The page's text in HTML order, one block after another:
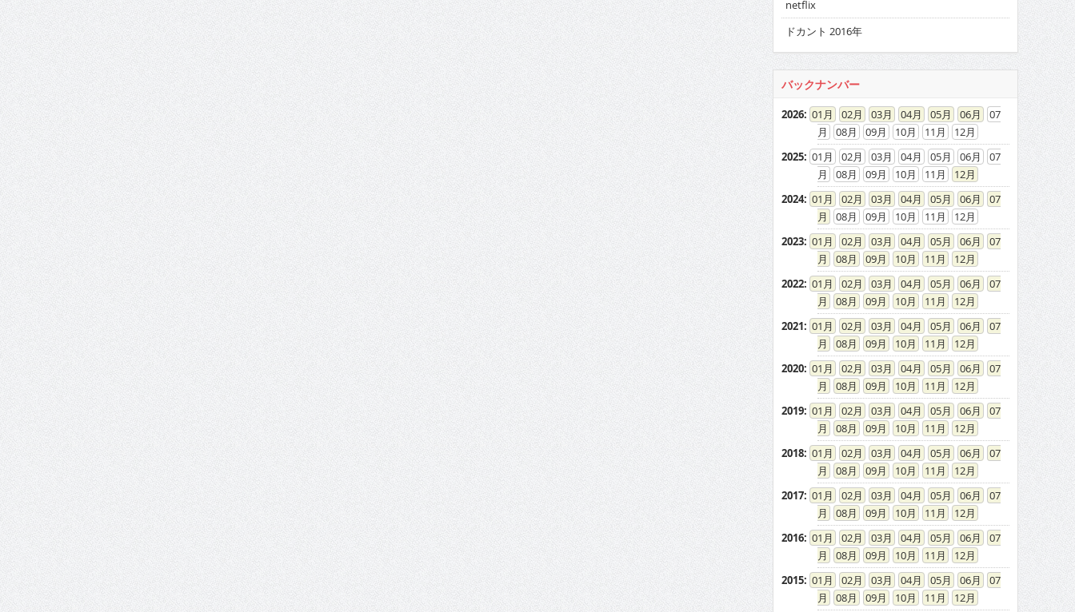
netflix
ドカント 2016年
バックナンバー
2026: 01 02 03 04 05 06
07
08
09 10 11
12
2025: 01 02 03 04 05 06
07
08
09 10 11
12
2024: 01 02 03 04 05 06
07
08
09 10 11
12
2023: 01 02 03 04 05 06
07
08
09 10 11
12
2022: 01 02 03 04 05 06
07
08
09 10 11
12
2021: 01 02 03 04 05 06
07
08
09 10 11
12
2020: 01 02 03 04 05 06
07
08
09 10 11
12
2019: 01 02 03 04 05 06
07
08
09 10 11
12
2018: 01 02 03 04 05 06
07
08
09 10 11
12
2017: 01 02 03 04 05 06
07
08
09 10 11
12
2016: 01 02 03 04 05 06
07
08
09 10 11
12
2015: 01 02 03 04 05 06
07
08
09 10 11
12